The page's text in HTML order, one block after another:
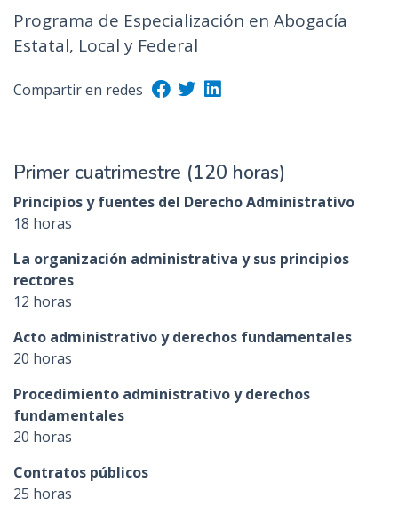
Programa de Especialización en Abogacía
Estatal, Local y Federal
Compartir en redes
Primer cuatrimestre (120 horas)
Principios y fuentes del Derecho Administrativo
18 horas
La organización administrativa y sus principios
rectores
12 horas
Acto administrativo y derechos fundamentales
20 horas
Procedimiento administrativo y derechos
fundamentales
20 horas
Contratos públicos
25 horas